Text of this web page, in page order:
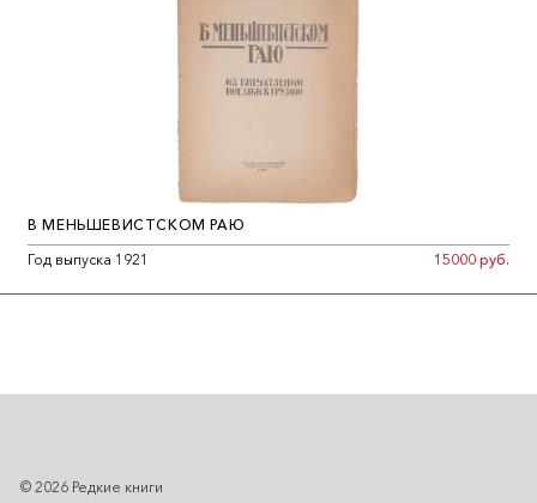
В МЕНЬШЕВИСТСКОМ РАЮ
Год выпуска 1921
15000 руб.
© 2026 Редкие книги